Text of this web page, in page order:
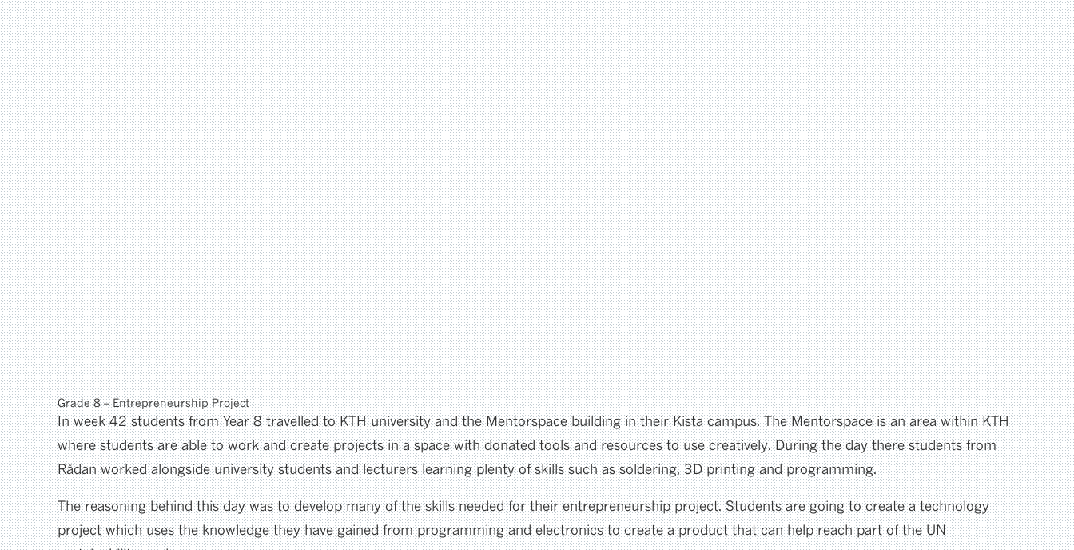
Grade 8 – Entrepreneurship Project
In week 42 students from Year 8 travelled to KTH university and the Mentorspace building in their Kista campus. The Mentorspace is an area within KTH
where students are able to work and create projects in a space with donated tools and resources to use creatively. During the day there students from
Rådan worked alongside university students and lecturers learning plenty of skills such as soldering, 3D printing and programming.
The reasoning behind this day was to develop many of the skills needed for their entrepreneurship project. Students are going to create a technology
project which uses the knowledge they have gained from programming and electronics to create a product that can help reach part of the UN